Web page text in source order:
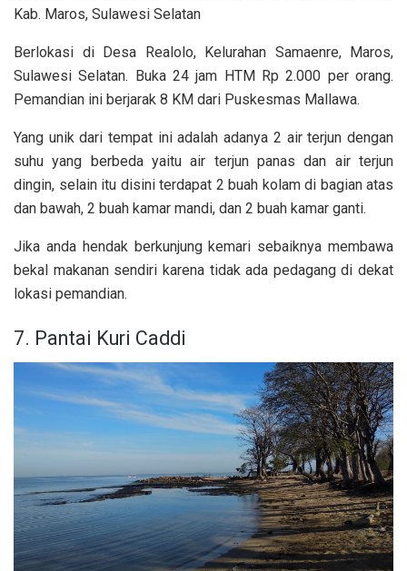
Kab. Maros, Sulawesi Selatan
Berlokasi di Desa Realolo, Kelurahan Samaenre, Maros,
Sulawesi Selatan. Buka 24 jam HTM Rp 2.000 per orang.
Pemandian ini berjarak 8 KM dari Puskesmas Mallawa.
Yang unik dari tempat ini adalah adanya 2 air terjun dengan
suhu yang berbeda yaitu air terjun panas dan air terjun
dingin, selain itu disini terdapat 2 buah kolam di bagian atas
dan bawah, 2 buah kamar mandi, dan 2 buah kamar ganti.
Jika anda hendak berkunjung kemari sebaiknya membawa
bekal makanan sendiri karena tidak ada pedagang di dekat
lokasi pemandian.
7. Pantai Kuri Caddi